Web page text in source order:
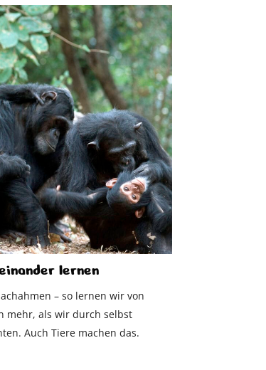
lernen
– so lernen wir von
mehr, als wir durch selbst
Auch Tiere machen das.